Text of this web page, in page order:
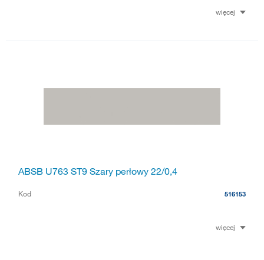
więcej
ABSB U763 ST9 Szary perłowy 22/0,4
Kod 516153
więcej